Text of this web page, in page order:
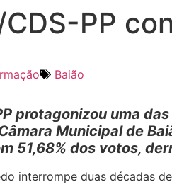
CDS-PP
Baião
protagonizou uma
Municipal de
51,68% dos votos,
interrompe duas décadas